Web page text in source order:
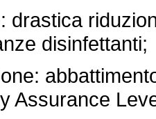
disinfettanti;
Assurance